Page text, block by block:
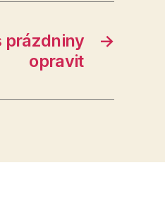
→
prázdniny
opravit